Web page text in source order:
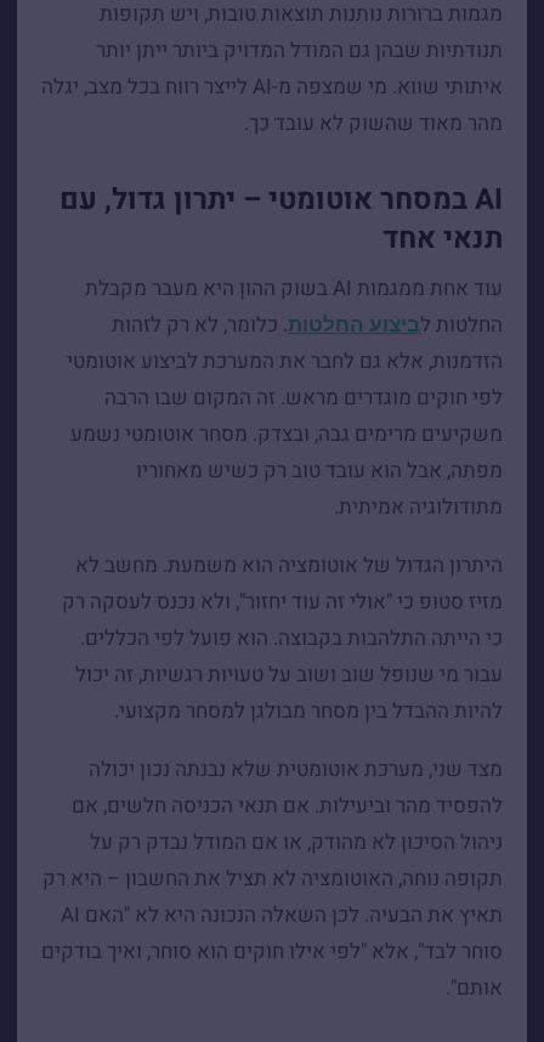
מגמות ברורות נותנות תוצאות טובות, ויש תקופות
תנודתיות שבהן גם המודל המדויק ביותר ייתן יותר
איתותי שווא. מי שמצפה מ-AI לייצר רווח בכל מצב, יגלה
מהר מאוד שהשוק לא עובד כך.
AI במסחר אוטומטי – יתרון גדול, עם
תנאי אחד
עוד אחת ממגמות AI בשוק ההון היא מעבר מקבלת
החלטות לביצוע החלטות. כלומר, לא רק לזהות
הזדמנות, אלא גם לחבר את המערכת לביצוע אוטומטי
לפי חוקים מוגדרים מראש. זה המקום שבו הרבה
משקיעים מרימים גבה, ובצדק. מסחר אוטומטי נשמע
מפתה, אבל הוא עובד טוב רק כשיש מאחוריו
מתודולוגיה אמיתית.
היתרון הגדול של אוטומציה הוא משמעת. מחשב לא
מזיז סטופ כי "אולי זה עוד יחזור", ולא נכנס לעסקה רק
כי הייתה התלהבות בקבוצה. הוא פועל לפי הכללים.
עבור מי שנופל שוב ושוב על טעויות רגשיות, זה יכול
להיות ההבדל בין מסחר מבולגן למסחר מקצועי.
מצד שני, מערכת אוטומטית שלא נבנתה נכון יכולה
להפסיד מהר וביעילות. אם תנאי הכניסה חלשים, אם
ניהול הסיכון לא מהודק, או אם המודל נבדק רק על
תקופה נוחה, האוטומציה לא תציל את החשבון – היא רק
תאיץ את הבעיה. לכן השאלה הנכונה היא לא "האם AI
סוחר לבד", אלא "לפי אילו חוקים הוא סוחר, ואיך בודקים
אותם".